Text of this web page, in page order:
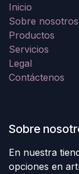
Inicio
Sobre nosotros
Productos
Servicios
Legal
Contáctenos
Sobre
En nuestra
opciones en